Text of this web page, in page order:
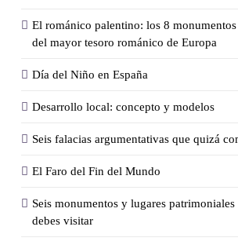
El románico palentino: los 8
del mayor tesoro románico de Europa
Día del Niño en España
Desarrollo local: concepto y modelos
Seis falacias argumentativas que quizá
El Faro del Fin del Mundo
Seis monumentos y lugares patrimoniales
debes visitar